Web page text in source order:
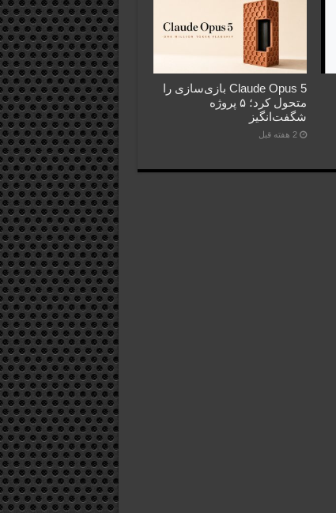
Claude Opus 5 بازی‌سازی را
متحول کرد؛ ۵ پروژه
شگفت‌انگیز
2 هفته قبل